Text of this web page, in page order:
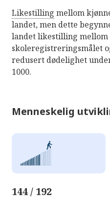
Likestilling mellom
landet, men dette
landet likestilling
skoleregistreringsmålet
redusert dødelighet
1000.
Menneskelig
144 / 192